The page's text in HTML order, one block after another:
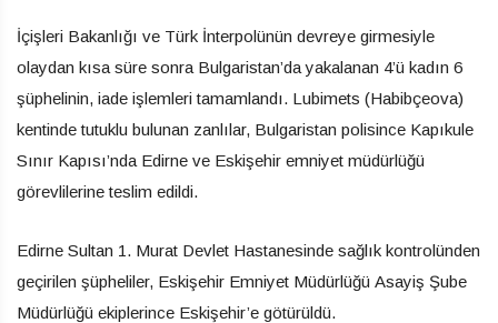
İçişleri Bakanlığı ve Türk İnterpolünün devreye girmesiyle
olaydan kısa süre sonra Bulgaristan’da yakalanan 4’ü kadın 6
şüphelinin, iade işlemleri tamamlandı. Lubimets (Habibçeova)
kentinde tutuklu bulunan zanlılar, Bulgaristan polisince Kapıkule
Sınır Kapısı’nda Edirne ve Eskişehir emniyet müdürlüğü
görevlilerine teslim edildi.
Edirne Sultan 1. Murat Devlet Hastanesinde sağlık kontrolünden
geçirilen şüpheliler, Eskişehir Emniyet Müdürlüğü Asayiş Şube
Müdürlüğü ekiplerince Eskişehir’e götürüldü.